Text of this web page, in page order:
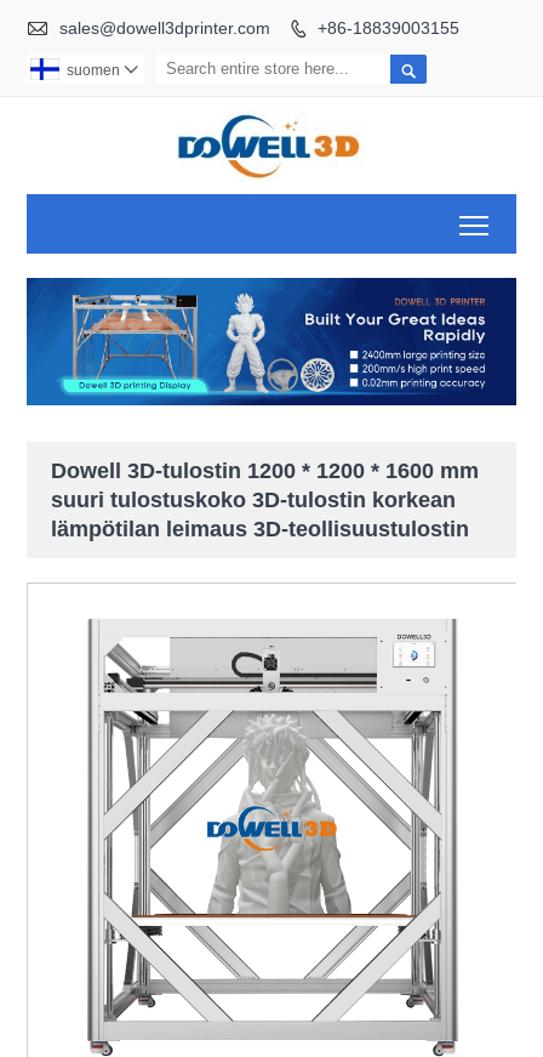
 sales@dowell3dprinter.com  +86-18839003155

suomen 
Dowell 3D-tulostin 1200 * 1200 * 1600 mm
suuri tulostuskoko 3D-tulostin korkean
lämpötilan leimaus 3D-teollisuustulostin